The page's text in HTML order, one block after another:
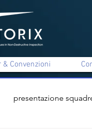
& Convenzioni
presentazione